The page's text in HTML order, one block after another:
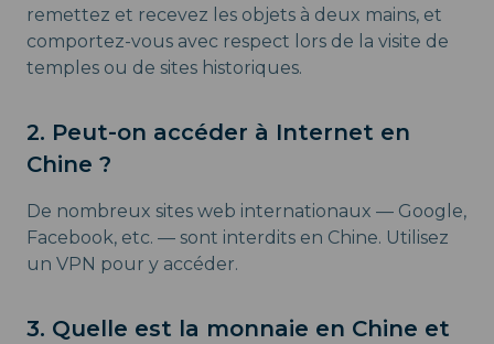
remettez et recevez les objets à deux mains, et
comportez-vous avec respect lors de la visite de
temples ou de sites historiques.
2. Peut-on accéder à Internet en
Chine ?
De nombreux sites web internationaux — Google,
Facebook, etc. — sont interdits en Chine. Utilisez
un VPN pour y accéder.
3. Quelle est la monnaie en Chine et